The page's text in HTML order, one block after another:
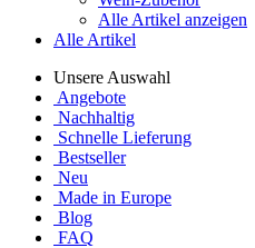
Alle Artikel anzeigen
Alle Artikel
Unsere Auswahl
Angebote
Nachhaltig
Schnelle Lieferung
Bestseller
Neu
Made in Europe
Blog
FAQ